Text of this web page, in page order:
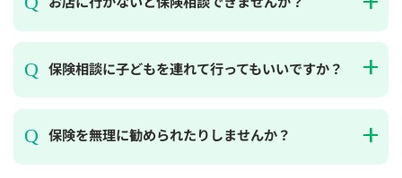
保険相談に子どもを連れて行ってもいいですか？
保険を無理に勧められたりしませんか？